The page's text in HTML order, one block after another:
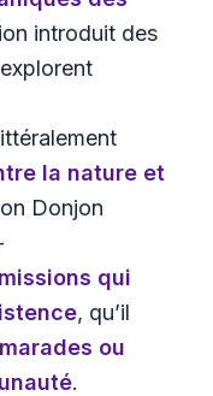
introduit des
la nature et
Donjon
qui
, qu’il
ou
.